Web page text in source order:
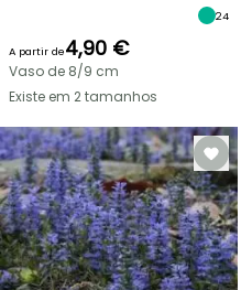
VENDAS
RELÂMPAGO
ATÉ
30%
DE
24
A partir de4,90 €
Vaso de 8/9 cm
Existe em 2 tamanhos